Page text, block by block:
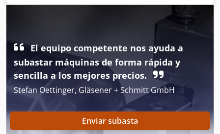
mm Velocidad de giro: 4000, 4800 y 6000 rpm Motor
principal: 4 kW Longitud de corte: 3200 mm Anchura de
corte: 850 mm Dkedpoztadmjfx Ahujr Ángulo de
El equipo competente nos ayuda a
subastar máquinas de forma rápida y
sencilla a los mejores precios.
Stefan Oettinger, Gläsener + Schmitt GmbH
Enviar subasta